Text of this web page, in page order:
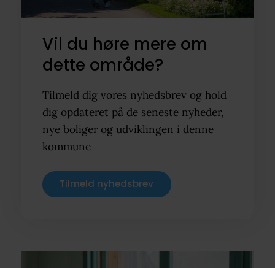
Vil du høre mere om
dette område?
Tilmeld dig vores nyhedsbrev og hold
dig opdateret på de seneste nyheder,
nye boliger og udviklingen i denne
kommune
Tilmeld nyhedsbrev